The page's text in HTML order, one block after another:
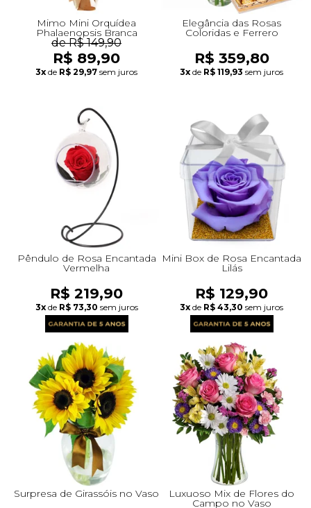
Mimo Mini Orquídea
Phalaenopsis Branca
de R$ 149,90
R$ 89,90
3x de R$ 29,97 sem juros
Elegância das Rosas
Coloridas e Ferrero
R$ 359,80
3x de R$ 119,93 sem juros
Pêndulo de Rosa Encantada
Vermelha
R$ 219,90
3x de R$ 73,30 sem juros
Mini Box de Rosa Encantada
Lilás
R$ 129,90
3x de R$ 43,30 sem juros
Surpresa de Girassóis no Vaso Luxuoso Mix de Flores do
Campo no Vaso